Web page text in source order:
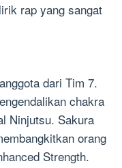
rap yang sangat
dari Tim 7.
chakra
Ninjutsu. Sakura
orang
Strength.